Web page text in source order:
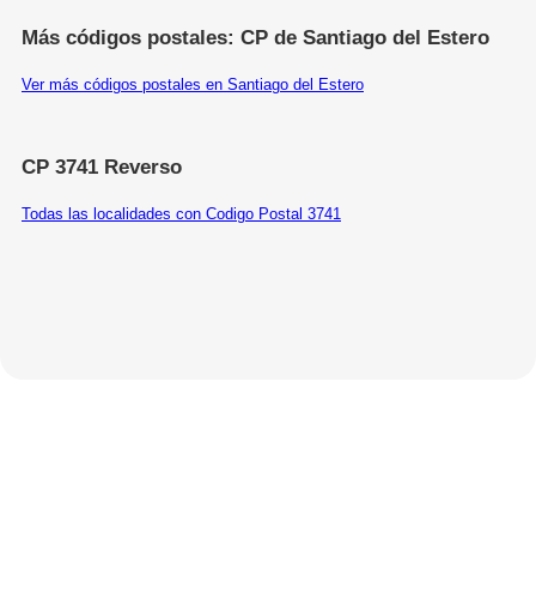
Más códigos postales: CP de Santiago del Estero
Ver más códigos postales en Santiago del Estero
CP 3741 Reverso
Todas las localidades con Codigo Postal 3741